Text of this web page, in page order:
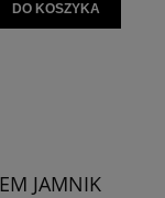
DO KOSZYKA
JAMNIK